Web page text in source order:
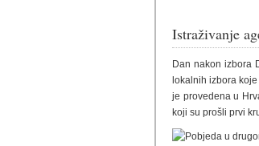
Istraživanje
Dan nakon izbora
lokalnih izbora
je provedena u
koji su prošli prvi